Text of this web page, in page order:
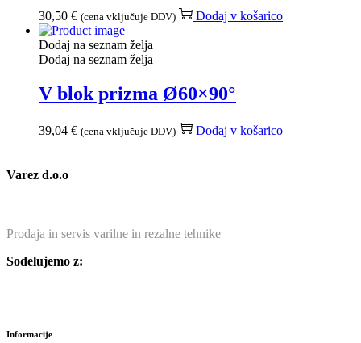
30,50 € (cena vključuje DDV) Dodaj v košarico
Dodaj na seznam želja
Dodaj na seznam želja
V blok prizma Ø60×90°
39,04 € (cena vključuje DDV) Dodaj v košarico
Varez d.o.o
Prodaja in servis varilne in rezalne tehnike
Sodelujemo z:
Informacije